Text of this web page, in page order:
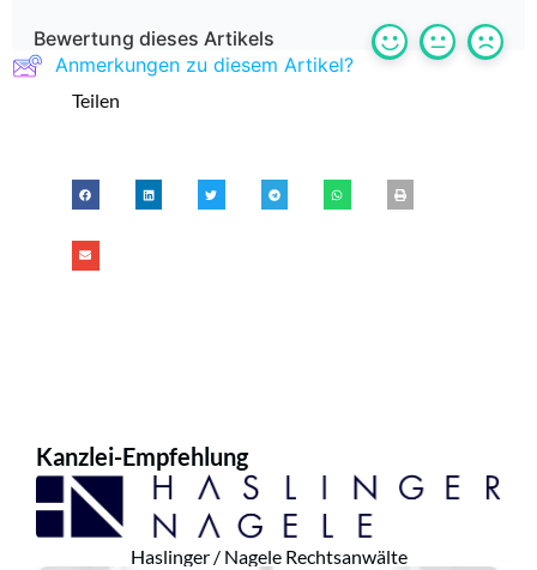
Bewertung dieses Artikels
Anmerkungen zu diesem Artikel?
Teilen
Kanzlei-Empfehlung
Haslinger / Nagele Rechtsanwälte